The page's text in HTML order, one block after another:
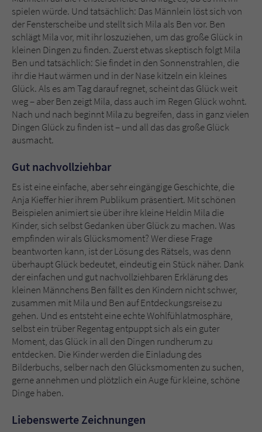
spielen würde. Und tatsächlich: Das Männlein löst sich von
der Fensterscheibe und stellt sich Mila als Ben vor. Ben
schlägt Mila vor, mit ihr loszuziehen, um das große Glück in
kleinen Dingen zu finden. Zuerst etwas skeptisch folgt Mila
Ben und tatsächlich: Sie findet in den Sonnenstrahlen, die
ihr die Haut wärmen und in der Nase kitzeln ein kleines
Glück. Als es am Tag darauf regnet, scheint das Glück weit
weg – aber Ben zeigt Mila, dass auch im Regen Glück wohnt.
Nach und nach beginnt Mila zu begreifen, dass in ganz vielen
Dingen Glück zu finden ist – und all das das große Glück
ausmacht.
Gut nachvollziehbar
Es ist eine einfache, aber sehr eingängige Geschichte, die
Anja Kieffer hier ihrem Publikum präsentiert. Mit schönen
Beispielen animiert sie über ihre kleine Heldin Mila die
Kinder, sich selbst Gedanken über Glück zu machen. Was
empfinden wir als Glücksmoment? Wer diese Frage
beantworten kann, ist der Lösung des Rätsels, was denn
überhaupt Glück bedeutet, eindeutig ein Stück näher. Dank
der einfachen und gut nachvollziehbaren Erklärung des
kleinen Männchens Ben fällt es den Kindern nicht schwer,
zusammen mit Mila und Ben auf Entdeckungsreise zu
gehen. Und es entsteht eine echte Wohlfühlatmosphäre,
selbst ein trüber Regentag entpuppt sich als ein guter
Moment, das Glück in all den Dingen rundherum zu
entdecken. Die Kinder werden die Einladung des
Bilderbuchs, selber nach den Glücksmomenten zu suchen,
gerne annehmen und plötzlich ein Auge für kleine, schöne
Dinge haben.
Liebenswerte Zeichnungen
Sicherheitscode des Kontaktformulars zu
überprüfen.